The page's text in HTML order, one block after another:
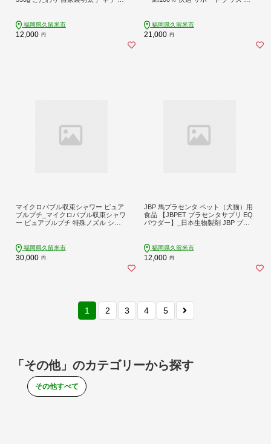
り パスタ うどん 卵焼き レシピ 冷凍
食品 加工品 お取り寄せ お取り寄せ
グルメ 福岡県 久留米市 送料無料_Cs
福岡県久留米市
12,000 円
防水加工 出産祝い 赤ちゃん ベビー
用品 マタニティ 福岡 久留米市 赤ち
ゃんの城 送料無料_Su005
福岡県久留米市
21,000 円
マイクロバブル収束シャワー ピュア
ブルプチ_マイクロバブル収束シャワ
ー ピュアブルプチ 特殊ノズル シャ
シャワー 水圧 バス用品 日用品 お取
り寄せ 福岡県 久留米市 送料無料_Qx
023
福岡県久留米市
30,000 円
JBP 馬プラセンタ ペット（犬猫）用
食品 【JBPET プラセンタサプリ EQ
パウダー】_日本生物製剤 JBP プラ
ウマプラセンタ ペット用品 胎盤 栄
養補給 体力回復 健康維持 プラセン
タエキス 免疫力 ふりかけ トッピン
福岡県久留米市
12,000 円
1 2 3 4 5
「その他」のカテゴリーから探す
その他すべて